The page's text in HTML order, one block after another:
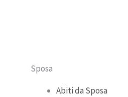
Sposa
Abiti da Sposa